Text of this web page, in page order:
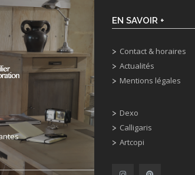
EN SAVOIR +
Contact & horaires
Actualités
Mentions légales
Dexo
Calligaris
Artcopi